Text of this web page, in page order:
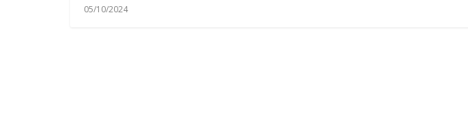
05/10/2024